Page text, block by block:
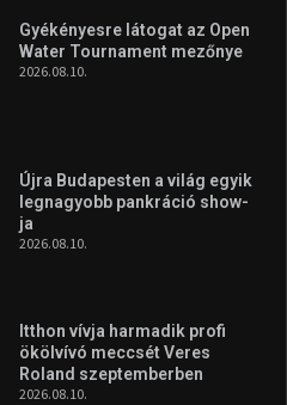
Gyékényesre látogat az Open
Water Tournament mezőnye
2026.08.10.
Újra Budapesten a világ egyik
legnagyobb pankráció show-
ja
2026.08.10.
Itthon vívja harmadik profi
ökölvívó meccsét Veres
Roland szeptemberben
2026.08.10.